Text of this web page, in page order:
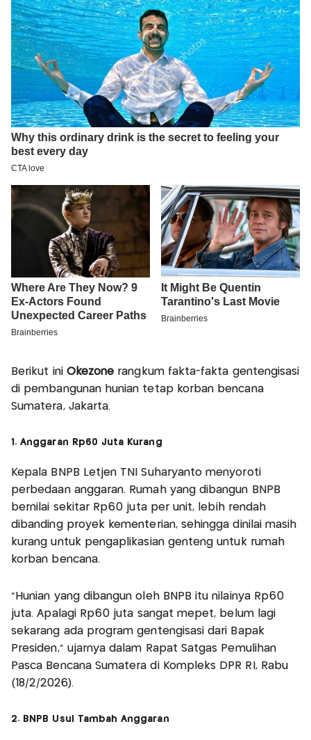
Berikut ini Okezone rangkum fakta-fakta gentengisasi
di pembangunan hunian tetap korban bencana
Sumatera, Jakarta.
1. Anggaran Rp60 Juta Kurang
Kepala BNPB Letjen TNI Suharyanto menyoroti
perbedaan anggaran. Rumah yang dibangun BNPB
bernilai sekitar Rp60 juta per unit, lebih rendah
dibanding proyek kementerian, sehingga dinilai masih
kurang untuk pengaplikasian genteng untuk rumah
korban bencana.
"Hunian yang dibangun oleh BNPB itu nilainya Rp60
juta. Apalagi Rp60 juta sangat mepet, belum lagi
sekarang ada program gentengisasi dari Bapak
Presiden," ujarnya dalam Rapat Satgas Pemulihan
Pasca Bencana Sumatera di Kompleks DPR RI, Rabu
(18/2/2026).
2. BNPB Usul Tambah Anggaran